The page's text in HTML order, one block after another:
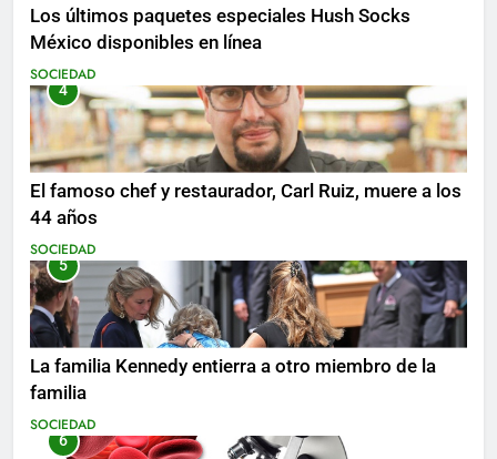
Los últimos paquetes especiales Hush Socks
México disponibles en línea
SOCIEDAD
4
El famoso chef y restaurador, Carl Ruiz, muere a los
44 años
SOCIEDAD
5
La familia Kennedy entierra a otro miembro de la
familia
SOCIEDAD
6